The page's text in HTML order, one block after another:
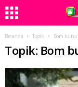
Beranda Topik Bom
Topik: Bom